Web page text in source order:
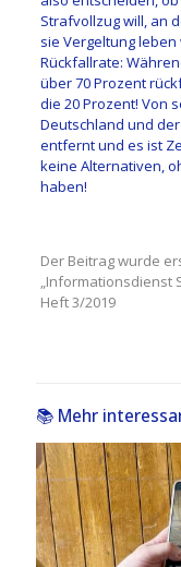
Strafvollzug will, an
sie Vergeltung
Rückfallrate:
über 70 Prozent
die 20 Prozent! Von
Deutschland und
entfernt und es ist
keine Alternativen,
haben!
Der Beitrag wurde
„Informationsdienst
Heft 3/2019
📚 Mehr